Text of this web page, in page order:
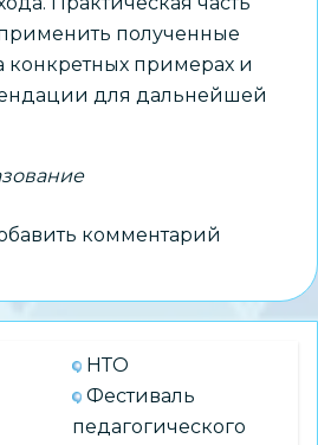
полученные
конкретных примерах и
для дальнейшей
комментарий
НТО
Фестиваль
педагогического